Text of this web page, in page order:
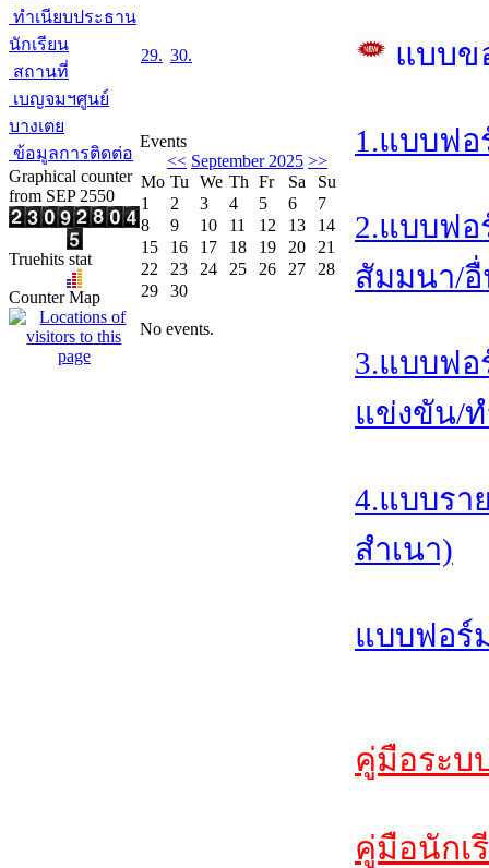
ทำเนียบประธาน
นักเรียน
สถานที่
เบญจมฯศูนย์
บางเตย
ข้อมูลการติดต่อ
Graphical counter
from SEP 2550
Truehits stat
Counter Map
29. 30.
Events
<< September 2025 >>
Mo Tu We Th Fr Sa
Su
1
2 3 4 5 6
7
8
9 10 11 12 13
14
15
16 17 18 19 20
21
22
23 24 25 26 27
28
29
30
No events.
แบบข
1.แบบฟ
2.แบบฟ
สัมมนา/
3.แบบฟอ
แข่งขัน/
4.แบบรา
สำเนา)
แบบฟอร์
คู่มือระบ
คู่มือนักเ